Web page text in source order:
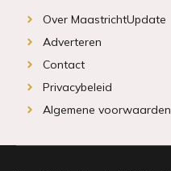
Over MaastrichtUpdate
Adverteren
Contact
Privacybeleid
Algemene voorwaarden